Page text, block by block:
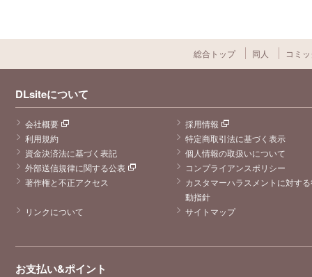
総合トップ 同人 コミ
DLsiteについて
会社概要
採用情報
利用規約
特定商取引法に基づく表示
資金決済法に基づく表記
個人情報の取扱いについて
外部送信規律に関する公表
コンプライアンスポリシー
著作権と不正アクセス
カスタマーハラスメントに対す
動指針
リンクについて
サイトマップ
お支払い&ポイント